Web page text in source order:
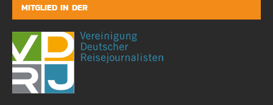
MITGLIED IN DER